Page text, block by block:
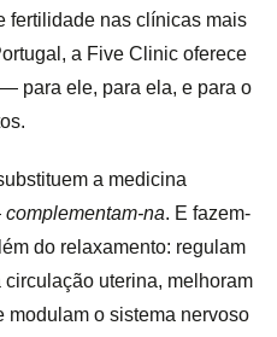
fertilidade nas clínicas mais
a Five Clinic oferece
para ele, para ela, e para o
a medicina
complementam-na. E fazem-
do relaxamento: regulam
uterina, melhoram
modulam o sistema nervoso